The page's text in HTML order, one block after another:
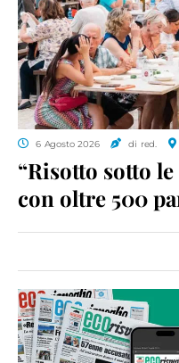
6 Agosto 2026 di red.
“Risotto sotto
con oltre 500